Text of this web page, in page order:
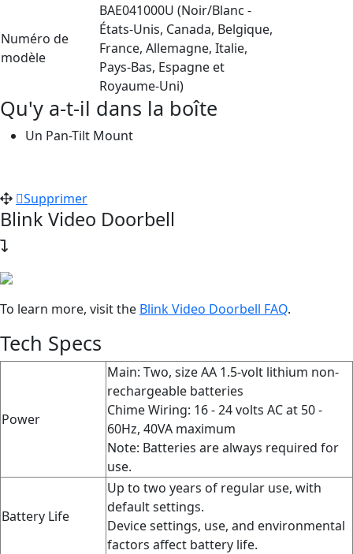
Numéro de
modèle
BAE041000U (Noir/Blanc -
États-Unis, Canada, Belgique,
France, Allemagne, Italie,
Pays-Bas, Espagne et
Royaume-Uni)
Qu'y a-t-il dans la boîte
Un Pan-Tilt Mount
Supprimer
Blink Video Doorbell
To learn more, visit the Blink Video Doorbell FAQ‍.
Tech Specs
Power
Main: Two, size AA 1.5-volt lithium non-
rechargeable batteries
Chime Wiring: 16 - 24 volts AC at 50 -
60Hz, 40VA maximum
Note: Batteries are always required for
use.
Battery Life
Up to two years of regular use, with
default settings.
Device settings, use, and environmental
factors affect battery life.